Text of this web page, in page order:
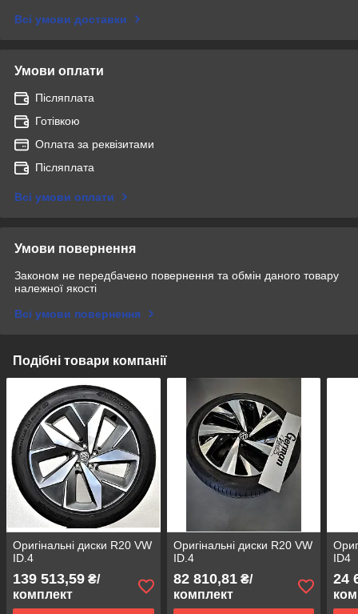
Всі умови доставки
Умови оплати
Післяплата
Готівкою
Оплата за реквізитами
Післяплата
Всі умови оплати
Умови повернення
Законом не передбачено повернення та обмін даного товару
належної якості
Всі умови повернення
Подібні товари компанії
Оригінальні диски R20 VW
ID.4
139 513,59 ₴/
комплект
Оригінальні диски R20 VW
ID.4
82 810,81₴/
комплект
ID4
24